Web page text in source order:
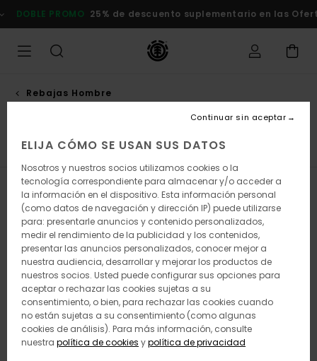
a
la
productos
25% de descuento suplementario en las Ofertas Comprar
Rebajas Hombre
Camisetas Camisas Short Sudaderas
Filtrar y Ordenar
criterios
búsqueda
ordenar
ELIJA CÓMO SE USAN SUS DATOS
Nosotros y nuestros socios utilizamos cookies o la
tecnología correspondiente para almacenar y/o acceder a
la información en el dispositivo. Esta información personal
(como datos de navegación y dirección IP) puede utilizarse
para: presentarle anuncios y contenido personalizados,
medir el rendimiento de la publicidad y los contenidos,
presentar las anuncios personalizados, conocer mejor a
nuestra audiencia, desarrollar y mejorar los productos de
nuestros socios. Usted puede configurar sus opciones para
aceptar o rechazar las cookies sujetas a su
consentimiento, o bien, para rechazar las cookies cuando
no están sujetas a su consentimiento (como algunas
cookies de análisis). Para más información, consulte
nuestra política de cookies ypolítica de privacidad
Continuar sin aceptar